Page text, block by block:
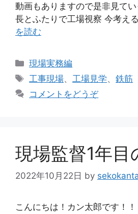
動画もありますので是非見て
長とふたりで工場視察 今考え
を読む
カ
テ
リ
現場実務編
タ
工事現場、 工場見学、鉄筋
コメントをどうぞ
現場監督1年目
2022年10月22日 by
こんにちは！カン太郎です！